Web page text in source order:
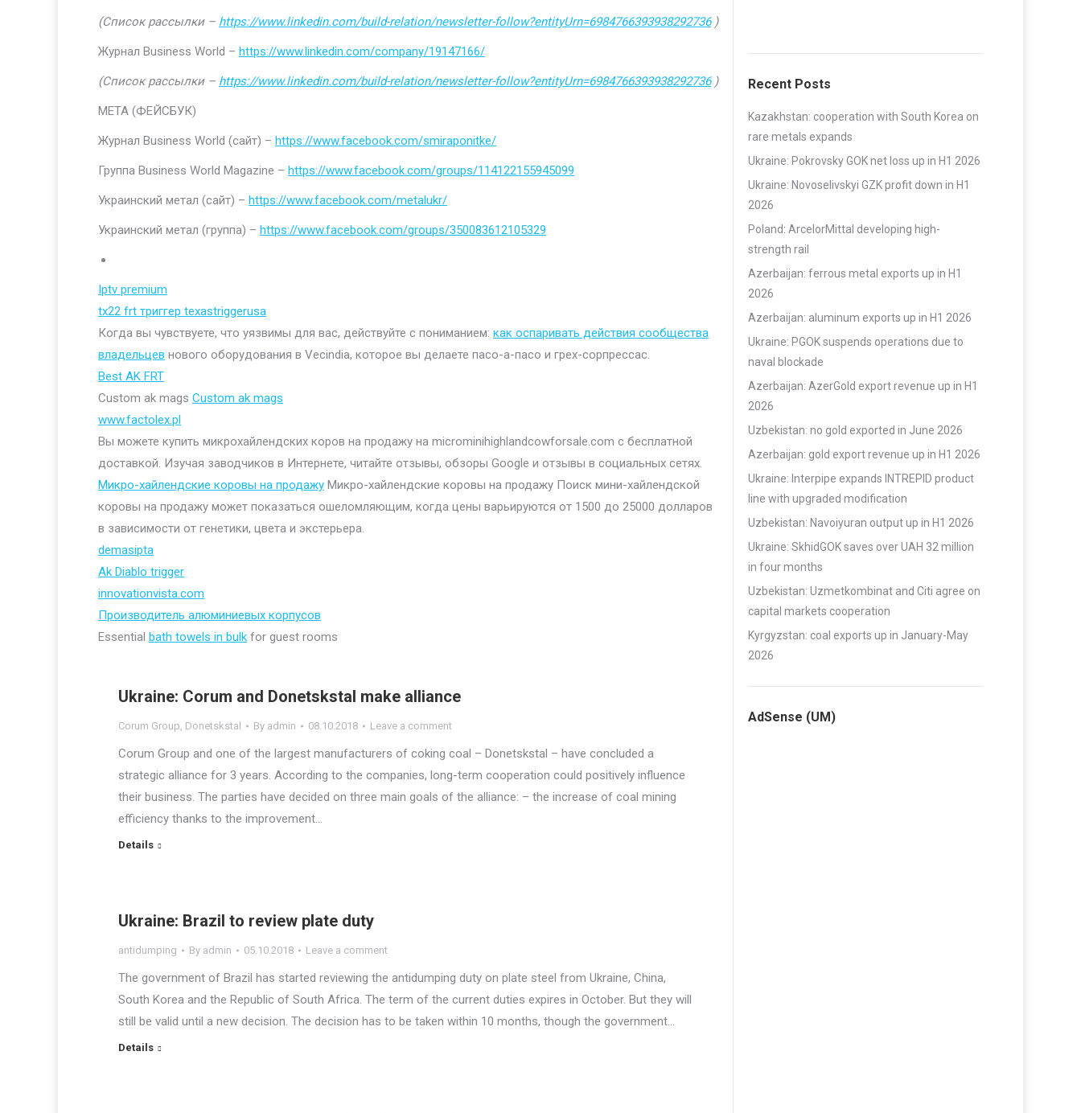
(Список рассылки – https://www.linkedin.com/build-relation/newsletter-follow?entityUrn=6984766393938292736)
Журнал Business World – https://www.linkedin.com/company/19147166/
(Список рассылки – https://www.linkedin.com/build-relation/newsletter-follow?entityUrn=6984766393938292736)
МЕТА (ФЕЙСБУК)
Журнал Business World (сайт) – https://www.facebook.com/smiraponitke/
Группа Business World Magazine – https://www.facebook.com/groups/114122155945099
Украинский метал (сайт) – https://www.facebook.com/metalukr/
Украинский метал (группа) – https://www.facebook.com/groups/350083612105329
Iptv premium
tx22 frt триггер texastriggerusa
Когда вы чувствуете, что уязвимы для вас, действуйте с пониманием: как оспаривать действия сообщества
владельцев нового оборудования в Vecindia, которое вы делаете пасо-а-пасо и грех-сорпрессас.
Best AK FRT
Custom ak mags Custom ak mags
www.factolex.pl
Вы можете купить микрохайлендских коров на продажу на microminihighlandcowforsale.com с бесплатной
доставкой. Изучая заводчиков в Интернете, читайте отзывы, обзоры Google и отзывы в социальных сетях.
Микро-хайлендские коровы на продажу Микро-хайлендские коровы на продажу Поиск мини-хайлендской
коровы на продажу может показаться ошеломляющим, когда цены варьируются от 1500 до 25000 долларов
в зависимости от генетики, цвета и экстерьера.
demasipta
Ak Diablo trigger
innovationvista.com
Производитель алюминиевых корпусов
Essential bath towels in bulk for guest rooms
Ukraine: Corum and Donetskstal make alliance
Corum Group, Donetskstal By admin 08.10.2018 Leave a comment
Corum Group and one of the largest manufacturers of coking coal – Donetskstal – have concluded a
strategic alliance for 3 years. According to the companies, long-term cooperation could positively influence
their business. The parties have decided on three main goals of the alliance: – the increase of coal mining
efficiency thanks to the improvement…
Details
Ukraine: Brazil to review plate duty
antidumping By admin 05.10.2018 Leave a comment
The government of Brazil has started reviewing the antidumping duty on plate steel from Ukraine, China,
South Korea and the Republic of South Africa. The term of the current duties expires in October. But they will
still be valid until a new decision. The decision has to be taken within 10 months, though the government…
Details
Recent Posts
Kazakhstan: cooperation with South Korea on
rare metals expands
Ukraine: Pokrovsky GOK net loss up in H1 2026
Ukraine: Novoselivskyi GZK profit down in H1
2026
Poland: ArcelorMittal developing high-
strength rail
Azerbaijan: ferrous metal exports up in H1
2026
Azerbaijan: aluminum exports up in H1 2026
Ukraine: PGOK suspends operations due to
naval blockade
Azerbaijan: AzerGold export revenue up in H1
2026
Uzbekistan: no gold exported in June 2026
Azerbaijan: gold export revenue up in H1 2026
Ukraine: Interpipe expands INTREPID product
line with upgraded modification
Uzbekistan: Navoiyuran output up in H1 2026
Ukraine: SkhidGOK saves over UAH 32 million
in four months
Uzbekistan: Uzmetkombinat and Citi agree on
capital markets cooperation
Kyrgyzstan: coal exports up in January-May
2026
AdSense (UM)